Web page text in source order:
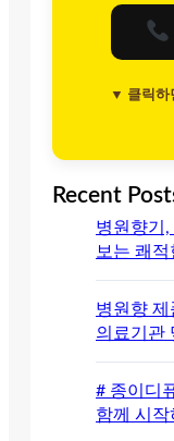
▼ 클릭하
Recent
병원향기
보는 쾌
병원향 제
의료기관
# 종이디
함께 시작